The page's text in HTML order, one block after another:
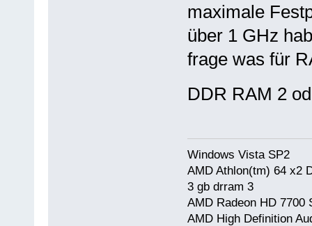
maximale
über 1 GHz
frage was für
DDR RAM 2
Windows Vista SP2
AMD Athlon(tm) 64 x2
3 gb drram 3
AMD Radeon HD 7700
AMD High Definition